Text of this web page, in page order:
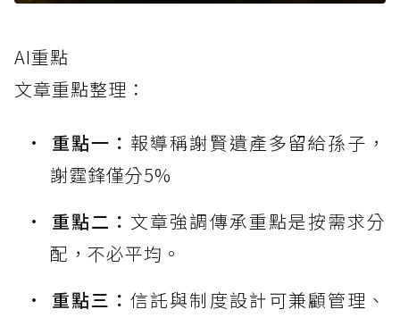
AI重點
文章重點整理：
重點一： 報導稱謝賢遺產多留給孫子，
謝霆鋒僅分5%
重點二： 文章強調傳承重點是按需求分
配，不必平均。
重點三：信託與制度設計可兼顧管理、